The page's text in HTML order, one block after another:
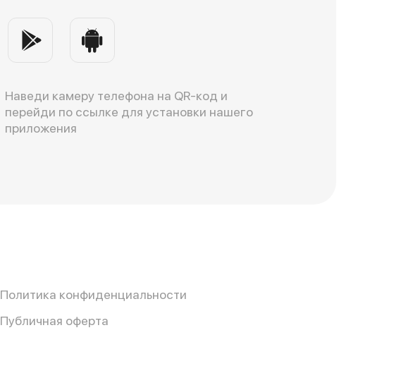
Наведи камеру телефона на QR-код и
перейди по ссылке для установки нашего
приложения
Политика конфиденциальности
Публичная оферта